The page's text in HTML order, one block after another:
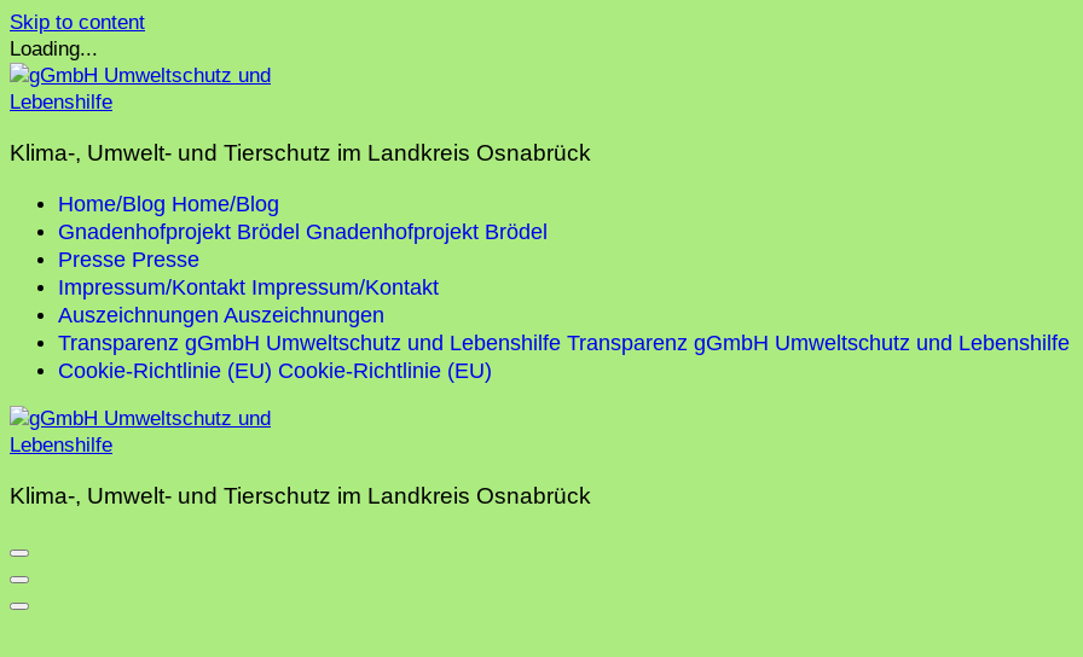
Skip to content
Loading...
Klima-, Umwelt- und Tierschutz im Landkreis Osnabrück
Home/Blog Home/Blog
Gnadenhofprojekt Brödel Gnadenhofprojekt Brödel
Presse Presse
Impressum/Kontakt Impressum/Kontakt
Auszeichnungen Auszeichnungen
Transparenz gGmbH Umweltschutz und Lebenshilfe Transparenz gGmbH Umweltschutz und Lebenshilfe
Cookie-Richtlinie (EU) Cookie-Richtlinie (EU)
Klima-, Umwelt- und Tierschutz im Landkreis Osnabrück